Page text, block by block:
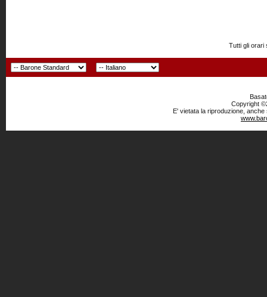
Tutti gli orari
Copyright
E' vietata la riproduzione,